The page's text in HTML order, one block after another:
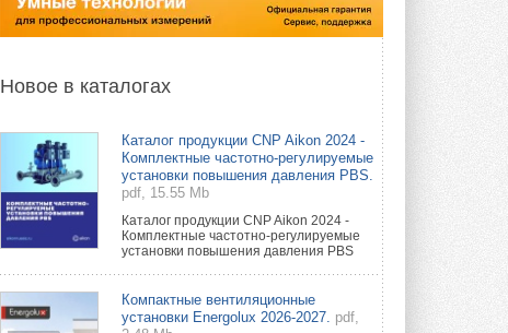
Новое в каталогах
Каталог продукции CNP Aikon 2024 -
Комплектные частотно-регулируемые
установки повышения давления PBS.
pdf, 15.55 Mb
Каталог продукции CNP Aikon 2024 -
Комплектные частотно-регулируемые
установки повышения давления PBS
Компактные вентиляционные
установки Energolux 2026-2027. pdf,